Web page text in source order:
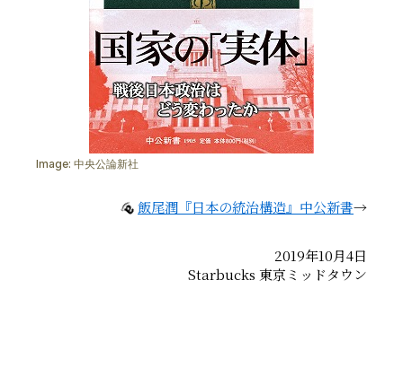
Image: 中央公論新社
飯尾潤『日本の統治構造』中公新書→
2019年10月4日
Starbucks 東京ミッドタウン